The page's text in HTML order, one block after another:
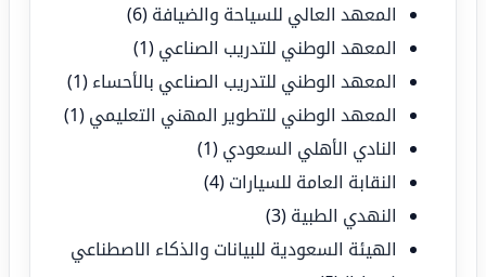
المعهد العالي للسياحة والضيافة (6)
المعهد الوطني للتدريب الصناعي (1)
المعهد الوطني للتدريب الصناعي بالأحساء (1)
المعهد الوطني للتطوير المهني التعليمي (1)
النادي الأهلي السعودي (1)
النقابة العامة للسيارات (4)
النهدي الطبية (3)
الهيئة السعودية للبيانات والذكاء الاصطناعي